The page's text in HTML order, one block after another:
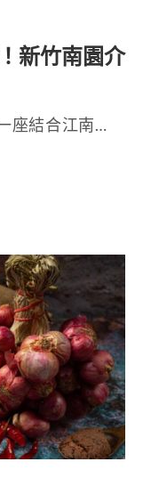
新竹南園介
座結合江南…